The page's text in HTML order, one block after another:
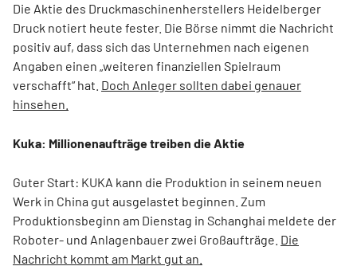
Die Aktie des Druckmaschinenherstellers Heidelberger
Druck notiert heute fester. Die Börse nimmt die Nachricht
positiv auf, dass sich das Unternehmen nach eigenen
Angaben einen „weiteren finanziellen Spielraum
verschafft“ hat. Doch Anleger sollten dabei genauer
hinsehen.
Kuka: Millionenaufträge treiben die Aktie
Guter Start: KUKA kann die Produktion in seinem neuen
Werk in China gut ausgelastet beginnen. Zum
Produktionsbeginn am Dienstag in Schanghai meldete der
Roboter- und Anlagenbauer zwei Großaufträge. Die
Nachricht kommt am Markt gut an.